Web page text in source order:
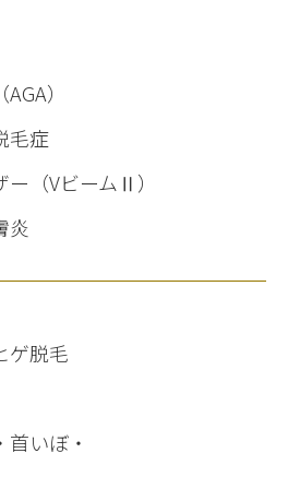
）
毛症
（VビームⅡ）
炎
ゲ脱毛
いぼ・